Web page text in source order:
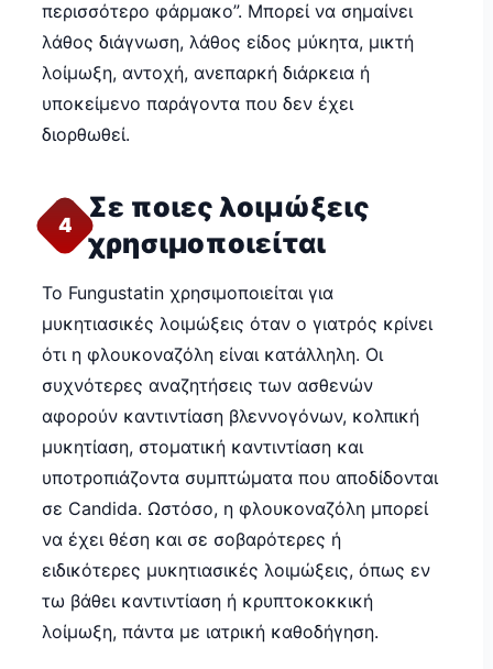
περισσότερο φάρμακο”. Μπορεί να σημαίνει
λάθος διάγνωση, λάθος είδος μύκητα, μικτή
λοίμωξη, αντοχή, ανεπαρκή διάρκεια ή
υποκείμενο παράγοντα που δεν έχει
διορθωθεί.
4
Σε ποιες λοιμώξεις
χρησιμοποιείται
Το Fungustatin χρησιμοποιείται για
μυκητιασικές λοιμώξεις όταν ο γιατρός κρίνει
ότι η φλουκοναζόλη είναι κατάλληλη. Οι
συχνότερες αναζητήσεις των ασθενών
αφορούν καντιντίαση βλεννογόνων, κολπική
μυκητίαση, στοματική καντιντίαση και
υποτροπιάζοντα συμπτώματα που αποδίδονται
σε Candida. Ωστόσο, η φλουκοναζόλη μπορεί
να έχει θέση και σε σοβαρότερες ή
ειδικότερες μυκητιασικές λοιμώξεις, όπως εν
τω βάθει καντιντίαση ή κρυπτοκοκκική
λοίμωξη, πάντα με ιατρική καθοδήγηση.